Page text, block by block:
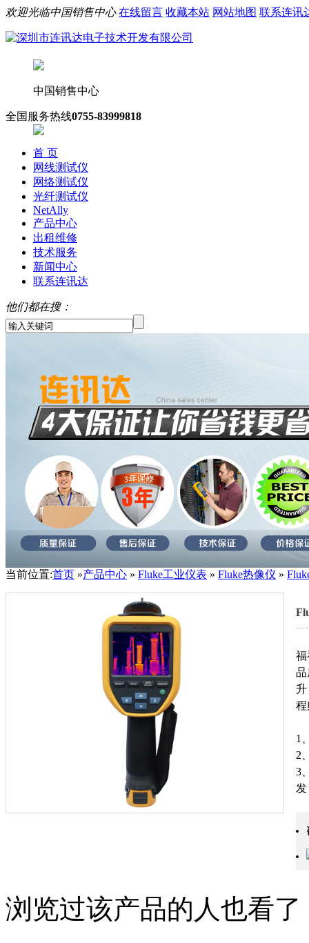
欢迎光临中国销售中心 在线留言 收藏本站 网站地图 联系连讯
中国销售中心
全国服务热线0755-83999818
首 页
网线测试仪
网络测试仪
光纤测试仪
NetAlly
产品中心
出租维修
技术服务
新闻中心
联系连讯达
他们都在搜：
当前位置:首页 »产品中心 » Fluke工业仪表 » Fluke热像仪 »
福
品
程
1
2
3
浏览过该产品的人也看了